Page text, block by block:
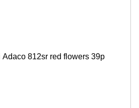
Adaco 812sr red flowers 39р